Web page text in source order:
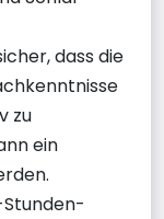
dass die
zu
ein